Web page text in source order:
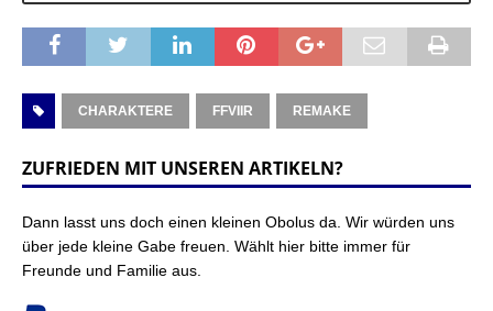
CHARAKTERE FFVIIR REMAKE
ZUFRIEDEN MIT UNSEREN ARTIKELN?
Dann lasst uns doch einen kleinen Obolus da. Wir würden uns
über jede kleine Gabe freuen. Wählt hier bitte immer für
Freunde und Familie aus.